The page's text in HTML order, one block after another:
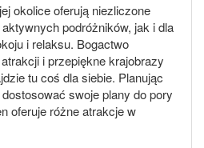
okolice oferują niezliczone
podróżników, jak i dla
i relaksu. Bogactwo
i przepiękne krajobrazy
tu coś dla siebie. Planując
swoje plany do pory
oferuje różne atrakcje w